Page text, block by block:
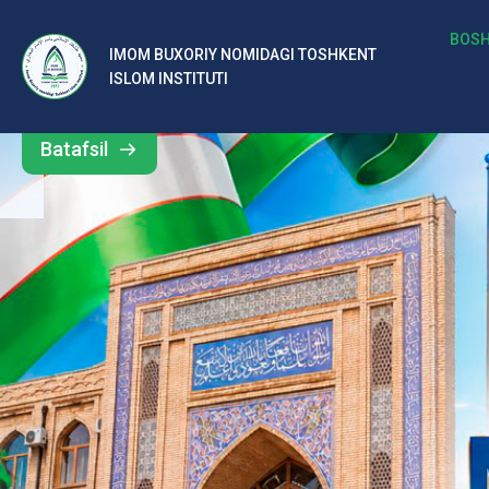
IMOM BUXORIY NOMIDAGI TOSHKENT
ISLOM INSTITUTI
b
al
ar
o‘
rt
a
si
d
Barcha
yangiliklar
Batafsil